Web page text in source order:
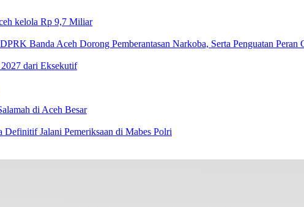
kelola Rp 9,7 Miliar‎
Banda Aceh Dorong Pemberantasan Narkoba, Serta Penguatan Peran
dari Eksekutif
di Aceh Besar
Jalani Pemeriksaan di Mabes Polri